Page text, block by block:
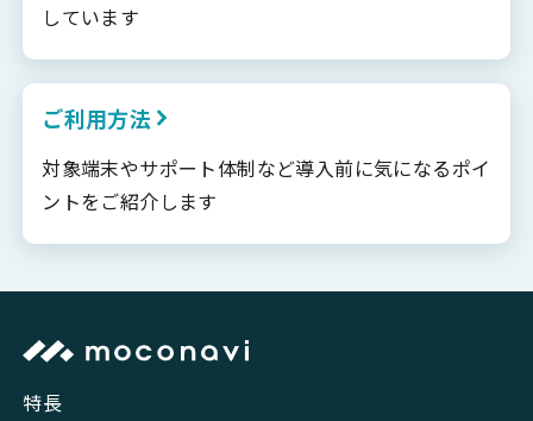
しています
ご利用方法
対象端末やサポート体制など導入前に気になるポイ
ントをご紹介します
特長